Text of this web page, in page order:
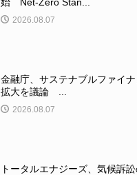
2026.08.07
金融庁、サステナブルファイナ
拡大を議論 ...
2026.08.07
トータルエナジーズ、気候訴